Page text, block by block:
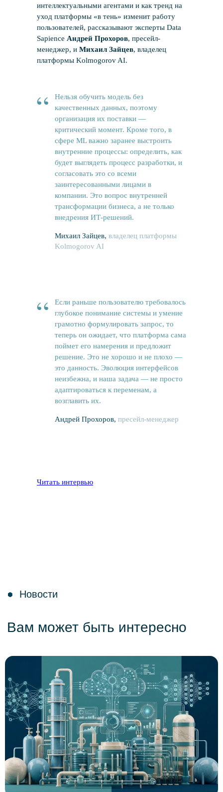
интеллектуальными агентами и как тренд на
уход платформы «в тень» изменит работу
пользователей, рассказывают эксперты Data
Sapience Андрей Прохоров, пресейл-
менеджер, и Михаил Зайцев, владелец
платформы Kolmogorov AI.
“
Нельзя обучить модель без
качественных данных, поэтому
организация их поставки —
критический момент. Кроме того, в
сфере ML важно заранее выстроить
внутренние процессы: определить, как
будет выглядеть процесс разработки, и
согласовать это со всеми
заинтересованными лицами в
компании. Это вопрос внутренней
трансформации бизнеса, а не только
внедрения ИТ-решений.
Михаил Зайцев, владелец платформы
Kolmogorov AI
“
Если раньше пользователю требовалось
глубокое понимание системы и умение
грамотно формулировать запрос, то
теперь он ожидает, что платформа сама
поймет его намерения и предложит
решение. Это не хорошо и не плохо —
это данность. Эволюция интерфейсов
неизбежна, и наша задача — не просто
адаптироваться к переменам, а
возглавить их.
Андрей Прохоров, пресейл-менеджер
Читать интервью